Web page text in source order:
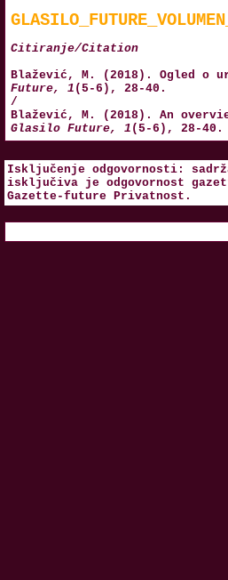
Citiranje/Citation
Blažević, M. (2018). Ogled o
Future, 1 (5-6), 28-40.
/
Blažević, M. (2018). An
Glasilo Future, 1 (5-6), 28-40.
Isključenje odgovornosti:
isključiva je odgovornost
Gazette-future Privatnost .